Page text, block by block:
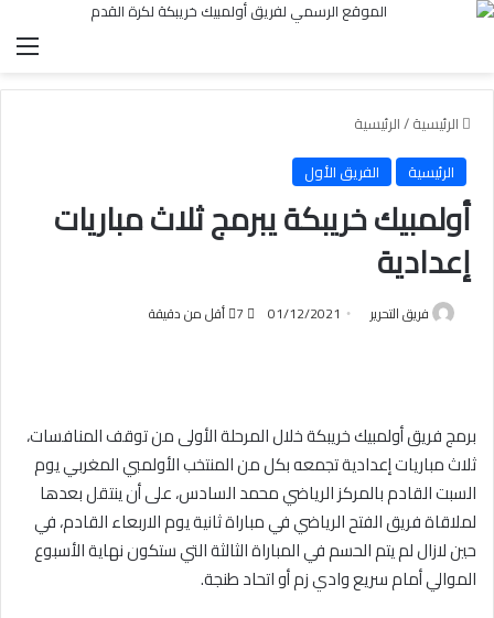
الرئيسية/الرئيسية
الرئيسية
الفريق الأول
أولمبيك خريبكة يبرمج ثلاث مباريات
إعدادية
فريق التحرير 01/12/2021 أقل من دقيقة
برمج فريق أولمبيك خريبكة خلال المرحلة الأولى من توقف المنافسات،
ثلاث مباريات إعدادية تجمعه بكل من المنتخب الأولمبي المغربي يوم
السبت القادم بالمركز الرياضي محمد السادس، على أن ينتقل بعدها
لملاقاة فريق الفتح الرياضي في مباراة ثانية يوم الاربعاء القادم، في
حين لازال لم يتم الحسم في المباراة الثالثة التي ستكون نهاية الأسبوع
الموالي أمام سريع وادي زم أو اتحاد طنجة.